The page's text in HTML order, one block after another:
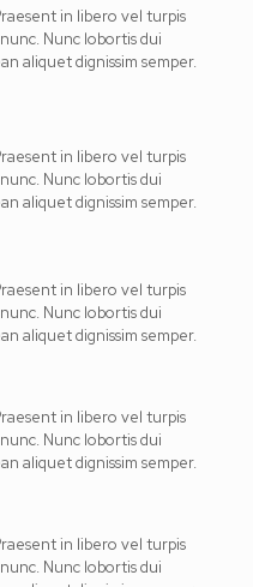
in libero vel turpis
Nunc lobortis dui
aliquet dignissim semper.
in libero vel turpis
Nunc lobortis dui
aliquet dignissim semper.
in libero vel turpis
Nunc lobortis dui
aliquet dignissim semper.
in libero vel turpis
Nunc lobortis dui
aliquet dignissim semper.
in libero vel turpis
Nunc lobortis dui